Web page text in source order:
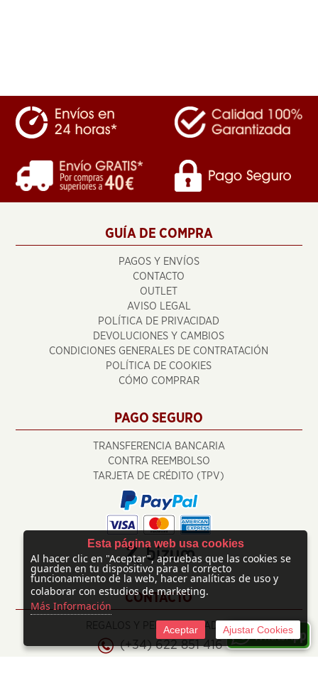
GUÍA DE COMPRA
PAGOS Y ENVÍOS
CONTACTO
OUTLET
AVISO LEGAL
POLÍTICA DE PRIVACIDAD
DEVOLUCIONES Y CAMBIOS
CONDICIONES GENERALES DE CONTRATACIÓN
POLÍTICA DE COOKIES
CÓMO COMPRAR
PAGO SEGURO
TRANSFERENCIA BANCARIA
CONTRA REEMBOLSO
TARJETA DE CRÉDITO (TPV)
CONTACTO
REGALOS Y PERSONALIZADOS
(+34) 622 851 416
Esta página web usa cookies
Al hacer clic en "Aceptar", apruebas que las cookies se
guarden en tu dispositivo para el correcto
funcionamiento de la web, hacer analíticas de uso y
colaborar con estudios de marketing.
Más Información
Aceptar Ajustar Cookies